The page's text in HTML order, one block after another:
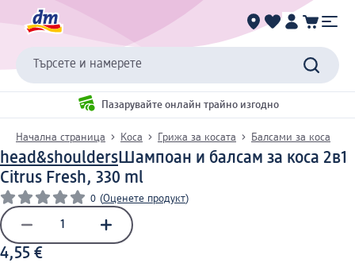
Търсете и намерете
Пазарувайте онлайн трайно изгодно
Начална страница Коса Грижа за косата Балсами за коса
head&shouldersШампоан и балсам за коса 2в1
Citrus Fresh, 330 ml
0 (Оценете продукт)
4,55 €